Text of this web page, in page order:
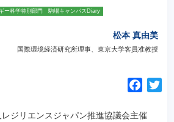
ー科学特別部門 駒場キャンパスDiary
松本 真由美
国際環境経済研究所理事、東京大学客員准教授
c
ジリエンスジャパン推進協議会主催